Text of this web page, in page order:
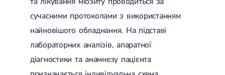
сучасними протоколами з використанням
найновішого обладнання. На підставі
лабораторних аналізів, апаратної
діагностики та анамнезу пацієнта